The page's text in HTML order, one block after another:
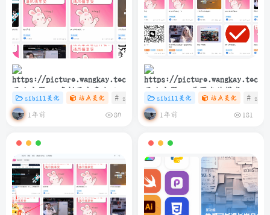
子比主题 – 多栏目文章小工具
样式美化
zibill美化 站点美化 # zibll # C # 美化
1年前 80
子比主题 – 首页卡片模式一排
6个
zibill美化 站点美化 #
1年前 181